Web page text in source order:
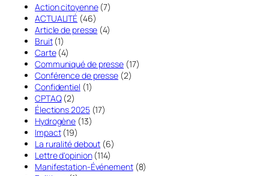
Action citoyenne(7)
ACTUALITÉ (46)
Article de presse (4)
Bruit(1)
Carte(4)
Communiqué de presse (17)
Conférence de presse (2)
Confidentiel (1)
CPTAQ(2)
Élections 2025(17)
Hydrogène (13)
Impact(19)
La ruralité debout (6)
Lettre d'opinion(114)
Manifestation-Événement(8)